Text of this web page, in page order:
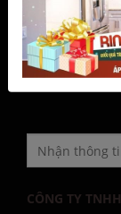
CÔNG TY